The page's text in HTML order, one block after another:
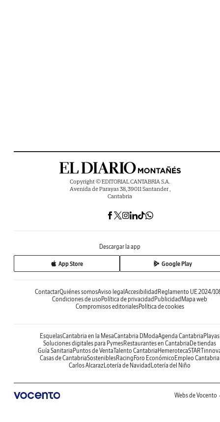
Copyright © EDITORIAL CANTABRIA S.A.
Avenida de Parayas 38, 39011 Santander ,
Cantabria
Descargar la app
App Store Google Play
ContactarQuiénes somosAviso legal Accesibilidad Reglamento UE 2024/
Condiciones de uso Política de privacidad Publicidad Mapa web
Compromisos editorialesPolítica de cookies
EsquelasCantabria en la MesaCantabria DModaAgenda Cantabria Playas
Soluciones digitales para PymesRestaurantes en Cantabria De tiendas
Guía Sanitaria Puntos de VentaTalento Cantabria Hemeroteca
Casas de CantabriaSosteniblesRacing Foro Económico Empleo Cantabria
Carlos AlcarazLotería de Navidad Lotería del Niño
Webs de Vocento